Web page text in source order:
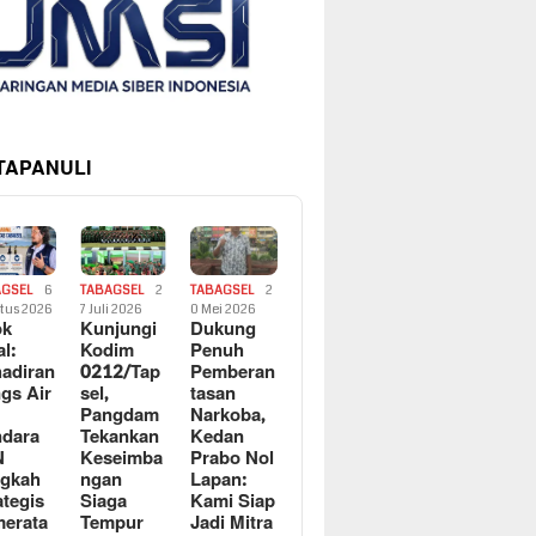
6
2026
Air
TABAGSEL
2
7 Juli 2026
Kunjungi
Kodim
0212/Tap
sel,
Pangdam
Tekankan
Keseimba
ngan
Siaga
Tempur
TABAGSEL
2
0 Mei 2026
Dukung
Penuh
Pemberan
tasan
Narkoba,
Kedan
Prabo Nol
Lapan:
Kami Siap
Jadi Mitra